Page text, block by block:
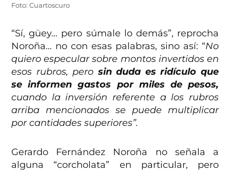
Foto: Cuartoscuro
“Sí, güey… pero súmale lo demás”, reprocha
Noroña… no con esas palabras, sino así: “No
quiero especular sobre montos invertidos en
esos rubros, pero sin duda es ridículo que
se informen gastos por miles de pesos,
cuando la inversión referente a los rubros
arriba mencionados se puede multiplicar
por cantidades superiores”.
Gerardo Fernández Noroña no señala a
alguna “corcholata” en particular, pero